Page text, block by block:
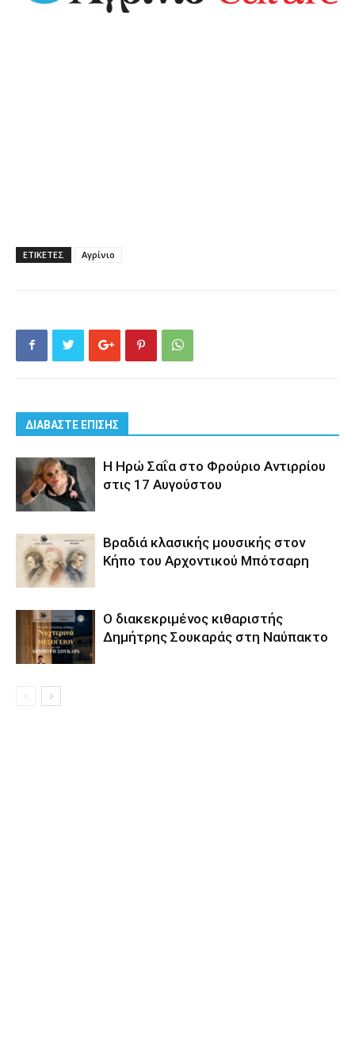
ΕΤΙΚΕΤΕΣ Αγρίνιο
ΔΙΑΒΑΣΤΕ ΕΠΙΣΗΣ
Η Ηρώ Σαΐα στο Φρούριο Αντιρρίου
στις 17 Αυγούστου
Βραδιά κλασικής μουσικής στον
Κήπο του Αρχοντικού Μπότσαρη
Ο διακεκριμένος κιθαριστής
Δημήτρης Σουκαράς στη Ναύπακτο